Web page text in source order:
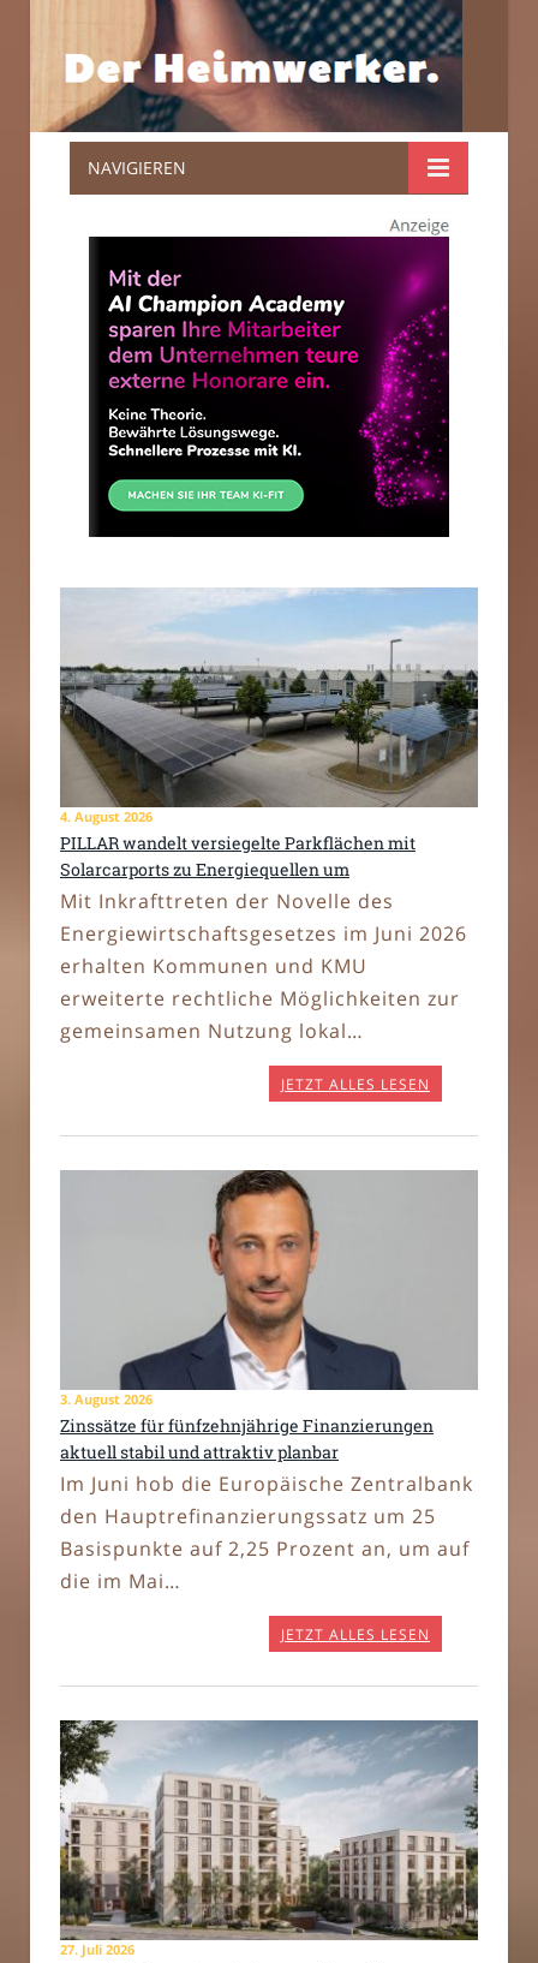
Der
Heimwerker.
NAVIGIEREN
4. August 2026
PILLAR wandelt versiegelte Parkflächen mit
Solarcarports zu Energiequellen um
Mit Inkrafttreten der Novelle des
Energiewirtschaftsgesetzes im Juni 2026
erhalten Kommunen und KMU
erweiterte rechtliche Möglichkeiten zur
gemeinsamen Nutzung lokal…
JETZT ALLES LESEN
3. August 2026
Zinssätze für fünfzehnjährige Finanzierungen
aktuell stabil und attraktiv planbar
Im Juni hob die Europäische Zentralbank
den Hauptrefinanzierungssatz um 25
Basispunkte auf 2,25 Prozent an, um auf
die im Mai…
JETZT ALLES LESEN
27. Juli 2026